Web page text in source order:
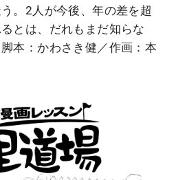
。2人が今後、年の差を超
とは、だれもまだ知らな
本：かわさき健／作画：本